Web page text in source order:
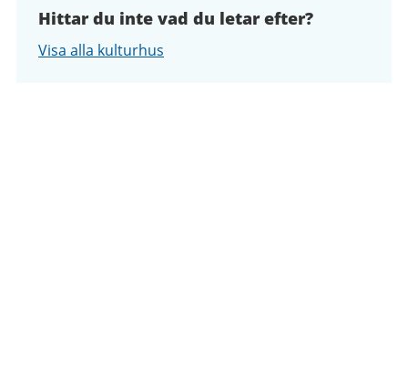
Hittar du inte vad du letar efter?
Visa alla kulturhus